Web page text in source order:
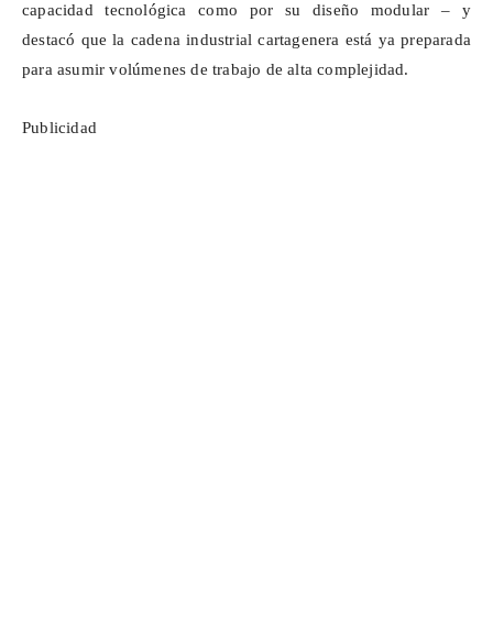
capacidad tecnológica como por su diseño modular – y
destacó que la cadena industrial cartagenera está ya preparada
para asumir volúmenes de trabajo de alta complejidad.
Publicidad